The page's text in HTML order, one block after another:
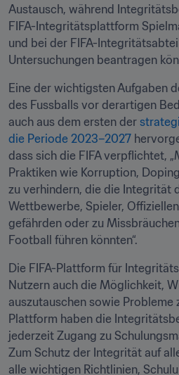
Austausch, während
FIFA-Integritätsplattform
und bei der FIFA-
Untersuchungen beantragen
Eine der wichtigsten Aufgaben
des Fussballs vor derartigen
auch aus dem ersten der
die Periode 2023–2027
dass sich die FIFA verpflichtet,
Praktiken wie Korruption,
zu verhindern, die die Integrität
Wettbewerbe, Spieler,
gefährden oder zu
Football führen könnten“.
Die FIFA-Plattform für
Nutzern auch die Möglichkeit,
auszutauschen sowie Probleme
Plattform haben die
jederzeit Zugang zu
Zum Schutz der Integrität auf
alle wichtigen Richtlinien,